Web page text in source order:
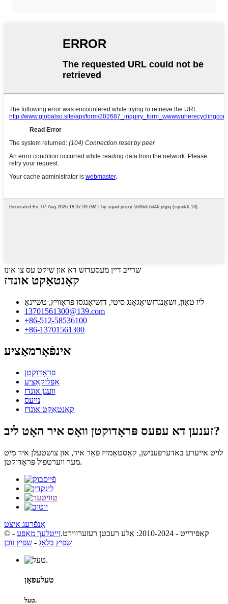
שרייב דיין מעסעדזש דא און שיקט עס צו אונז
קאָנטאַקט אונדז
ליו טאַון, זשאַנגדזשיאַגאַנג סיטי, דזשיאַנגסו פּראָוויץ, טשיינאַ
13701561300@139.com
+86-512-58536100
+86-13701561300
אינפֿאָרמאַציע
פּראָדוקטן
אַפּליקאַציע
וועגן אונדז
נייעס
קאָנטאַקט אונדז
זענען דא עפעס פּראָדוקטן וואָס איר האָט ליב?
לויט אייערע באדערפענישן, קאַסטאַמייז פֿאַר איר, און צושטעלן איר מיט
מער ווערטפול פּראָדוקטן.
אָנפֿרעג איצט
© קאַפּירייט - 2010-2024: אַלע רעכטן רעזערווירט.
זייטלעך מאַפּע -
שפּיץ בלאָג - שפּיץ זוכן
טעלעפאָן
טעל.